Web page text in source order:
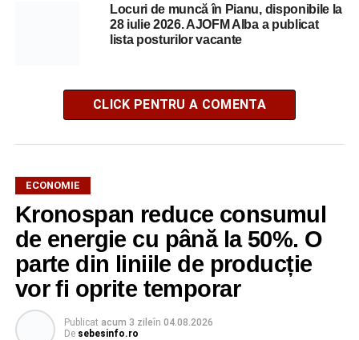
Locuri de muncă în Pianu, disponibile la
28 iulie 2026. AJOFM Alba a publicat
lista posturilor vacante
CLICK PENTRU A COMENTA
ECONOMIE
Kronospan reduce consumul
de energie cu până la 50%. O
parte din liniile de producție
vor fi oprite temporar
Publicat acum 3 zileîn 04.08.2026
De sebesinfo.ro